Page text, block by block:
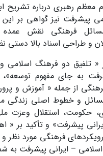
معظم رهبری درباره تشریح
پیشرفت نیز گواهی بر
فرهنگی نقش عمده
و طراحی اسناد بالا دستی
« تلفیق دو فرهنگ اسلامی و
به جای مفهوم توسعه»،
از جمله « آموزش و
و خطوط اصلی زندگی
حکومت، استقلال وعزت
پیشرفت» و تأکید بر «
فرهنگی مورد نظر
– ایرانی پیشرفت به